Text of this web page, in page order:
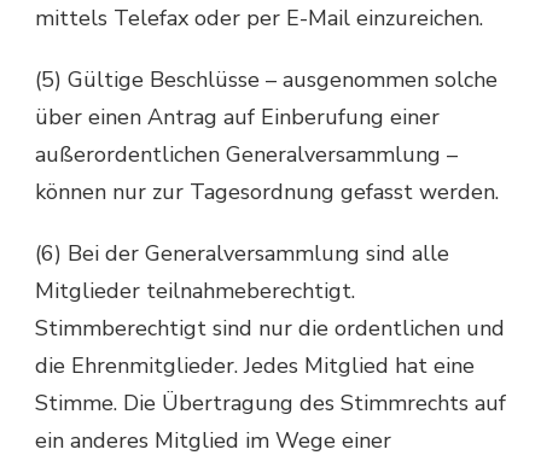
mittels Telefax oder per E-Mail einzureichen.
(5) Gültige Beschlüsse – ausgenommen solche
über einen Antrag auf Einberufung einer
außerordentlichen Generalversammlung –
können nur zur Tagesordnung gefasst werden.
(6) Bei der Generalversammlung sind alle
Mitglieder teilnahmeberechtigt.
Stimmberechtigt sind nur die ordentlichen und
die Ehrenmitglieder. Jedes Mitglied hat eine
Stimme. Die Übertragung des Stimmrechts auf
ein anderes Mitglied im Wege einer